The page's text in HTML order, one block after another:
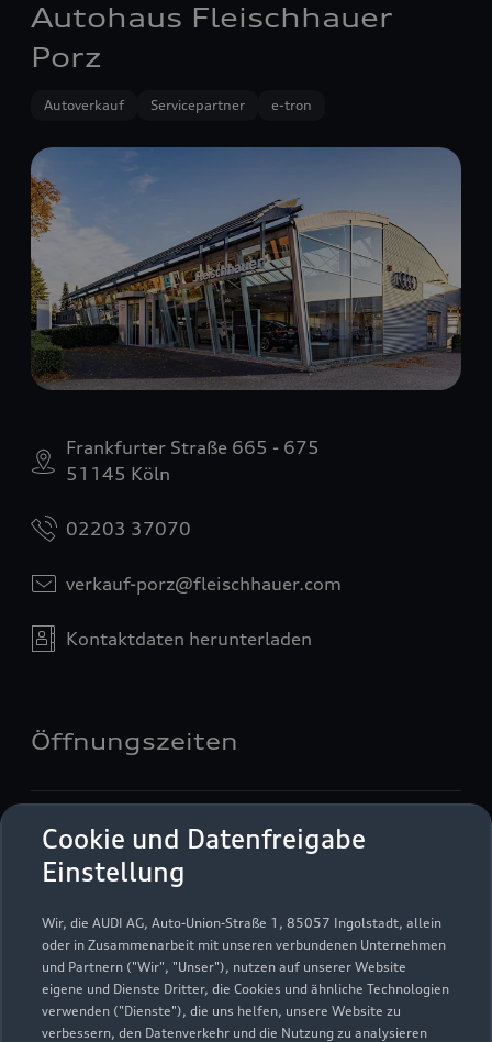
Cookie und Datenfreigabe
Einstellung
Wir, die AUDI AG, Auto-Union-Straße 1, 85057 Ingolstadt, allein
oder in Zusammenarbeit mit unseren verbundenen Unternehmen
und Partnern ("Wir", "Unser"), nutzen auf unserer Website
eigene und Dienste Dritter, die Cookies und ähnliche Technologien
verwenden ("Dienste"), die uns helfen, unsere Website zu
verbessern, den Datenverkehr und die Nutzung zu analysieren
Autohaus Fleischhauer
Porz
Autoverkauf Servicepartner e-tron
Frankfurter Straße 665 - 675
51145 Köln
02203 37070
verkauf-porz@fleischhauer.com
Kontaktdaten herunterladen
Öffnungszeiten
Geschlossen ,öffnet am Montag 09:00
Geschlossen ,öffnet am Montag 07:00
Teile & Zubehörverkauf
Geschlossen,öffnet am Montag 07:30